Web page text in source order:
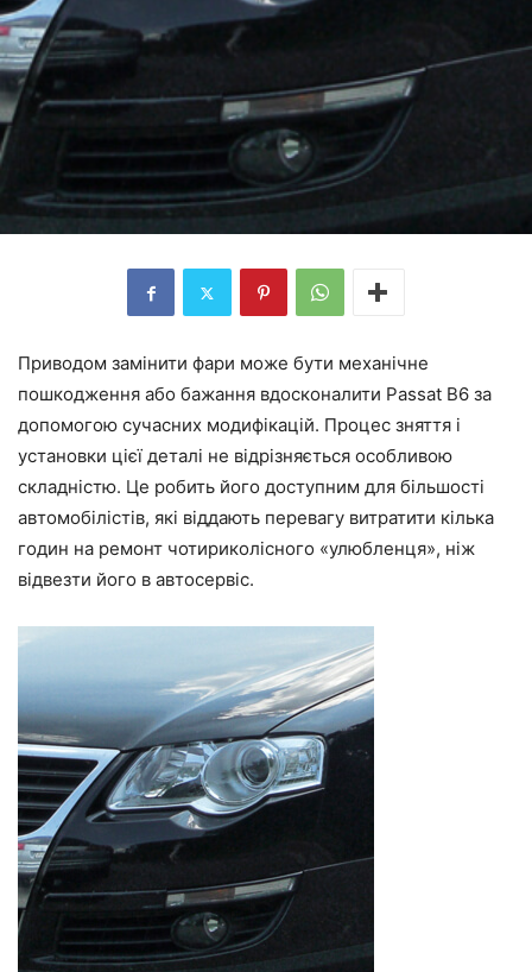
Приводом замінити фари може бути механічне
пошкодження або бажання вдосконалити Passat B6 за
допомогою сучасних модифікацій. Процес зняття і
установки цієї деталі не відрізняється особливою
складністю. Це робить його доступним для більшості
автомобілістів, які віддають перевагу витратити кілька
годин на ремонт чотириколісного «улюбленця», ніж
відвезти його в автосервіс.